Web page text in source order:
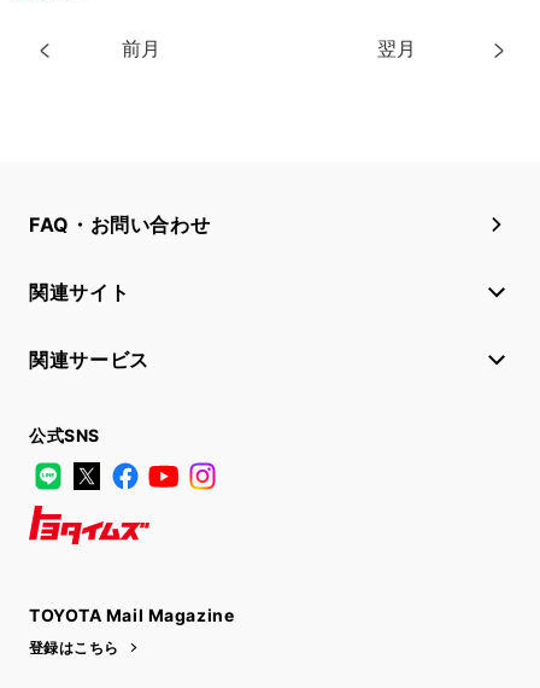
前月 翌月
FAQ・お問い合わせ
関連サイト
関連サービス
公式SNS
LINE
X FacebookYouTube
TOYOTA Mail Magazine
登録はこちら